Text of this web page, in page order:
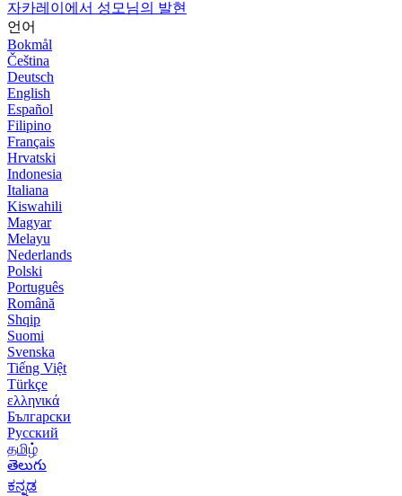
자카레이에서 성모님의 발현
언어
Bokmål
Čeština
Deutsch
English
Español
Filipino
Français
Hrvatski
Indonesia
Italiana
Kiswahili
Magyar
Melayu
Nederlands
Polski
Português
Română
Shqip
Suomi
Svenska
Tiếng Việt
Türkçe
ελληνικά
Български
Русский
தமிழ்
తెలుగు
ಕನ್ನಡ